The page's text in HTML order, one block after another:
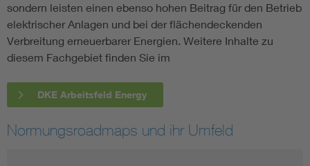
sondern leisten einen ebenso hohen Beitrag für den Betrieb
elektrischer Anlagen und bei der flächendeckenden
Verbreitung erneuerbarer Energien. Weitere Inhalte zu
diesem Fachgebiet finden Sie im
DKE Arbeitsfeld Energy
Normungsroadmaps und ihr Umfeld